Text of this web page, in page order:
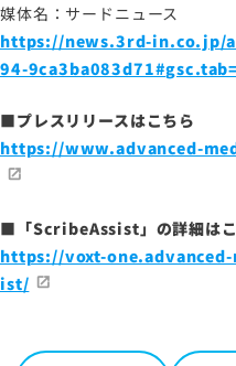
サイトマップ
サイトのご利用について
プライバシーポリシー
メールマガジン
媒体名：サードニュース
https://news.3rd-in.co.jp/
94-
■プレスリリースはこちら
https://www.advanced-
■「ScribeAssist」の詳細は
https://voxt-
ist/